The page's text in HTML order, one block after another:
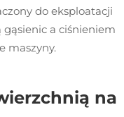
do eksploatacji
a ciśnieniem
maszyny.
na